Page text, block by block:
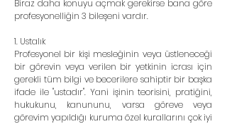
Biraz daha konuyu açmak gerekirse bana göre
profesyonelliğin 3 bileşeni vardır.
1. Ustalık
Profesyonel bir kişi mesleğinin veya üstleneceği
bir görevin veya verilen bir yetkinin icrası için
gerekli tüm bilgi ve becerilere sahiptir bir başka
ifade ile "ustadır". Yani işinin teorisini, pratiğini,
hukukunu, kanununu, varsa göreve veya
görevim yapıldığı kuruma özel kurallarını çok iyi